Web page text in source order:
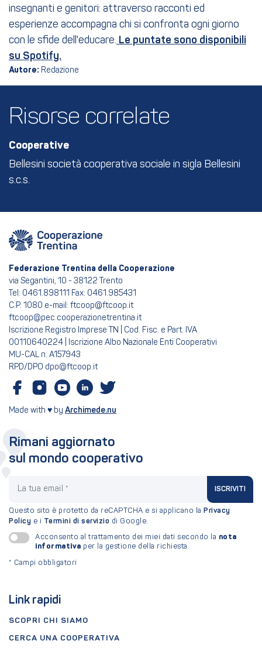
insegnanti e genitori: attraverso racconti ed
esperienze accompagna chi si confronta ogni giorno
con le sfide dell'educare. Le puntate sono disponibili
su Spotify.
Autore: Redazione
Risorse correlate
Cooperative
Bellesini società cooperativa sociale in sigla Bellesini
s.c.s.
Federazione Trentina della Cooperazione
via Segantini, 10 - 38122 Trento
Tel: 0461.898111 Fax: 0461.985431
C.P. 1080 e-mail: ftcoop@ftcoop.it
ftcoop@pec.cooperazionetrentina.it
Iscrizione Registro Imprese TN | Cod. Fisc. e Part. IVA
00110640224 | Iscrizione Albo Nazionale Enti Cooperativi
MU-CAL n. A157943
RPD/DPO dpo@ftcoop.it
Made with ♥ by Archimede.nu
Link rapidi
SCOPRI CHI SIAMO
CERCA UNA COOPERATIVA
Rimani aggiornato
sul mondo cooperativo
ISCRIVITI
Questo sito è protetto da reCAPTCHA e si applicano la Privacy
Policy e i Termini di servizio di Google.
Acconsento al trattamento dei miei dati secondo la nota
informativa per la gestione della richiesta.
* Campi obbligatori